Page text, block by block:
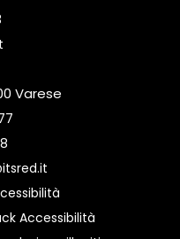
Varese
Accessibilità